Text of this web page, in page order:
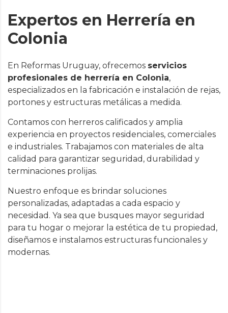
Expertos en Herrería en
Colonia
En Reformas Uruguay, ofrecemos servicios
profesionales de herrería en Colonia,
especializados en la fabricación e instalación de rejas,
portones y estructuras metálicas a medida.
Contamos con herreros calificados y amplia
experiencia en proyectos residenciales, comerciales
e industriales. Trabajamos con materiales de alta
calidad para garantizar seguridad, durabilidad y
terminaciones prolijas.
Nuestro enfoque es brindar soluciones
personalizadas, adaptadas a cada espacio y
necesidad. Ya sea que busques mayor seguridad
para tu hogar o mejorar la estética de tu propiedad,
diseñamos e instalamos estructuras funcionales y
modernas.